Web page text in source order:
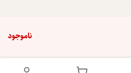
ناموجود